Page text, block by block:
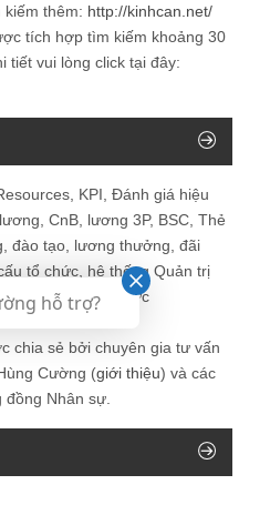
kiếm thêm: http://kinhcan.net/
tích hợp tìm kiếm khoảng 30
tiết vui lòng click tại đây:
KPI, Đánh giá hiệu
CnB, lương 3P, BSC, Thẻ
đào tạo, lương thưởng, đãi
tổ chức, hệ thống Quản trị
sự, tái tạo tổ chức
chia sẻ bởi chuyên gia tư vấn
Cường (giới thiệu) và các
Nhân sự.
hỗ trợ?